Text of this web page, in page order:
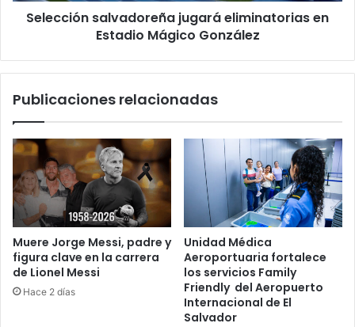
Selección salvadoreña jugará eliminatorias en
Estadio Mágico González
Publicaciones relacionadas
Muere Jorge Messi, padre y
figura clave en la carrera
de Lionel Messi
Hace 2 días
Unidad Médica
Aeroportuaria fortalece
los servicios Family
Friendly del Aeropuerto
Internacional de El
Salvador